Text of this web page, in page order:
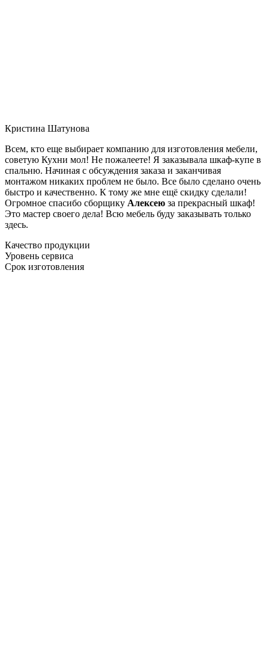
Кристина Шатунова
Всем, кто еще выбирает компанию для изготовления мебели,
советую Кухни мол! Не пожалеете! Я заказывала шкаф-купе в
спальню. Начиная с обсуждения заказа и заканчивая
монтажом никаких проблем не было. Все было сделано очень
быстро и качественно. К тому же мне ещё скидку сделали!
Огромное спасибо сборщику Алексею за прекрасный шкаф!
Это мастер своего дела! Всю мебель буду заказывать только
здесь.
Качество продукции
Уровень сервиса
Срок изготовления